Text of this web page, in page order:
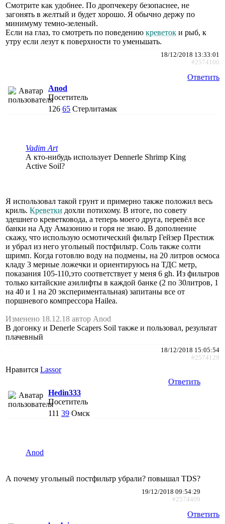
Смотрите как удобнее. По дропчекеру безопаснее, не
загонять в желтый и будет хорошо. Я обычно держу по
минимуму темно-зеленый.
Если на глаз, то смотреть по поведению креветок и рыб, к
утру если лезут к поверхности то уменьшать.
18/12/2018 13:33:01
#2574100
Ответить
Anod
Посетитель
126 65 Стерлитамак
Vadim Art
А кто-нибудь использует Dennerle Shrimp King
Active Soil?
Я использовал такой грунт и примерно также положил весь
криль. Креветки дохли потихому. В итоге, по совету
здешнего креветковода, а теперь моего друга, перевёл все
банки на Аду Амазонию и горя не знаю. В дополнение
скажу, что использую осмотический фильтр Гейзер Престиж
и убрал из него угольный постфильтр. Соль также солти
шримп. Когда готовлю воду на подмены, на 20 литров осмоса
кладу 3 мерные ложечки и ориентируюсь на ТДС метр,
показания 105-110,это соответствует у меня 6 gh. Из фильтров
только китайские аэилифты в каждой банке (2 по 30литров, 1
на 40 и 1 на 20 экспериментальная) запитаны все от
поршневого компрессора Hailea.
Изменено 18.12.18 автор Anod
В догонку и Denerle Scapers Soil также и пользовал, результат
плачевный
18/12/2018 15:05:54
#2574129
Нравится Lassor
Ответить
Hedin333
Посетитель
111 39 Омск
Anod
А почему угольный постфильтр убрали? повышал TDS?
19/12/2018 09:54:29
#2574409
Ответить